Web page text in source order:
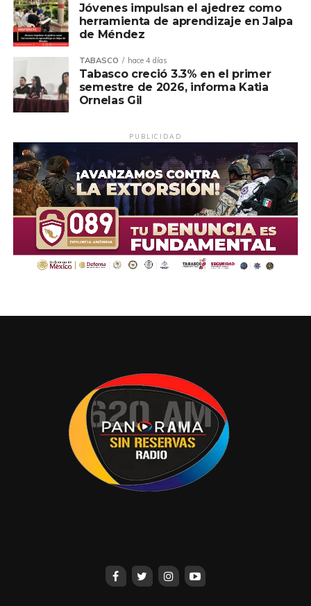
Jóvenes impulsan el ajedrez como
herramienta de aprendizaje en Jalpa
de Méndez
TABASCO hace 4 días
Tabasco creció 3.3% en el primer
semestre de 2026, informa Katia
Ornelas Gil
PUBLICIDAD